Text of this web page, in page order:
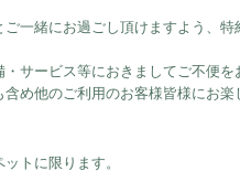
一緒にお過ごし頂けますよう、特
サービス等におきましてご不便を
め他のご利用のお客様皆様にお楽
トに限ります。